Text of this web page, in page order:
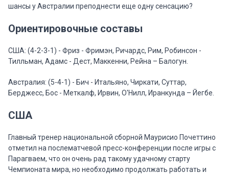
шансы у Австралии преподнести еще одну сенсацию?
Ориентировочные составы
США: (4-2-3-1) - Фриз - Фримэн, Ричардс, Рим, Робинсон -
Тилльман, Адамс - Дест, Маккенни, Рейна – Балогун.
Австралия: (5-4-1) - Бич - Итальяно, Чиркати, Суттар,
Берджесс, Бос - Меткалф, Ирвин, О'Нилл, Иранкунда – Йегбе.
США
Главный тренер национальной сборной Маурисио Почеттино
отметил на послематчевой пресс-конференции после игры с
Парагваем, что он очень рад такому удачному старту
Чемпионата мира, но необходимо продолжать работать и